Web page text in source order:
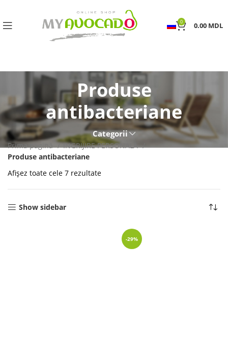
0 0.00 MDL
Produse
antibacteriane
Categorii
Prima pagină
INGRIJIRE PERSONALA
Produse antibacteriane
Afișez toate cele 7 rezultate
Show sidebar
-29%